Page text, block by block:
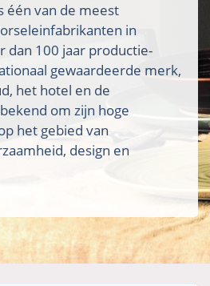
één van de meest
in
dan 100 jaar productie-
gewaardeerde merk,
het hotel en de
om zijn hoge
het gebied van
design en